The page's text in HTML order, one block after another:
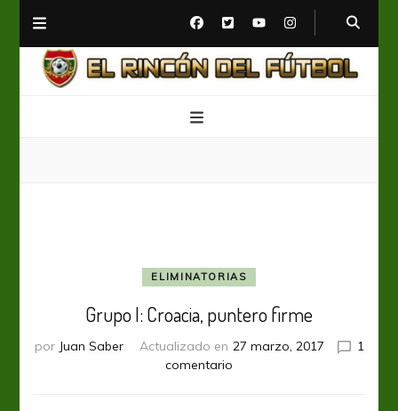
ELIMINATORIAS
Grupo I: Croacia, puntero firme
por Juan Saber Actualizado en 27 marzo, 2017
1
comentario